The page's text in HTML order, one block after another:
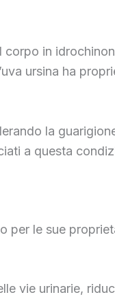
in
ursina ha
la
a questa
per le sue
vie urinarie,